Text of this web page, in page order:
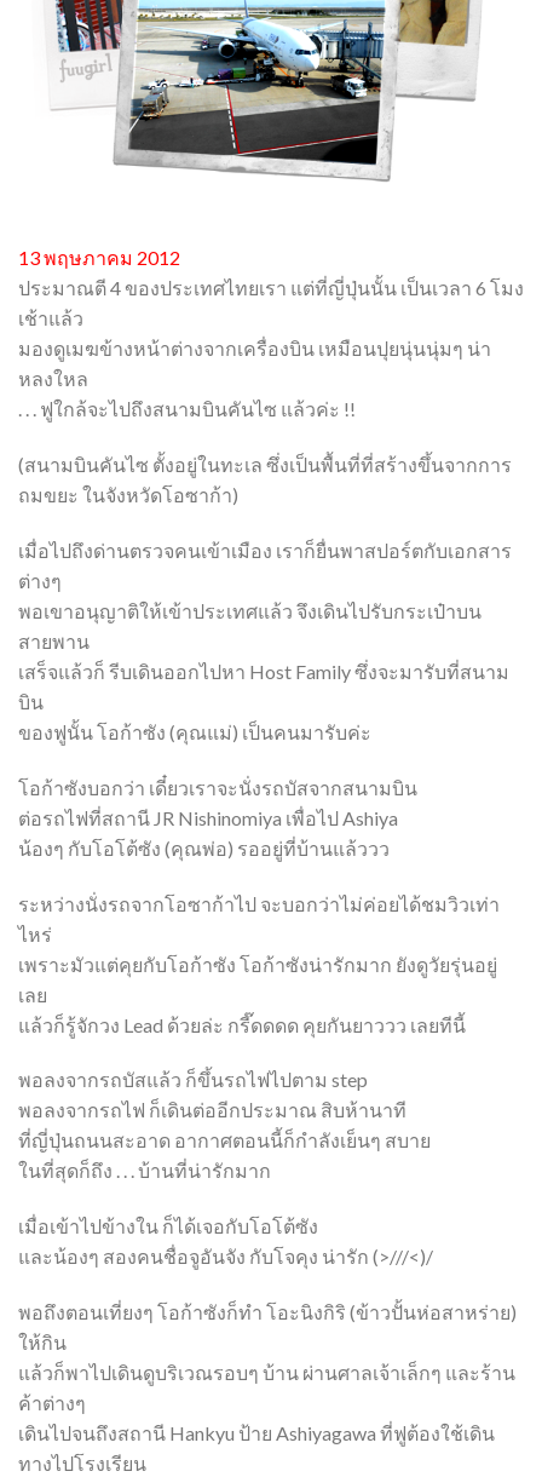
13 พฤษภาคม 2012
ประมาณตี 4 ของประเทศไทยเรา แต่ที่ญี่ปุ่นนั้น เป็นเวลา 6 โมง
เช้าแล้ว
มองดูเมฆข้างหน้าต่างจากเครื่องบิน เหมือนปุยนุ่นนุ่มๆ น่า
หลงใหล
. . . ฟูใกล้จะไปถึงสนามบินคันไซ แล้วค่ะ !!
(สนามบินคันไซ ตั้งอยู่ในทะเล ซึ่งเป็นพื้นที่ที่สร้างขึ้นจากการ
ถมขยะ ในจังหวัดโอซาก้า)
เมื่อไปถึงด่านตรวจคนเข้าเมือง เราก็ยื่นพาสปอร์ตกับเอกสาร
ต่างๆ
พอเขาอนุญาติให้เข้าประเทศแล้ว จึงเดินไปรับกระเป๋าบน
สายพาน
เสร็จแล้วก็ รีบเดินออกไปหา Host Family ซึ่งจะมารับที่สนาม
บิน
ของฟูนั้น โอก้าซัง (คุณแม่) เป็นคนมารับค่ะ
โอก้าซังบอกว่า เดี๋ยวเราจะนั่งรถบัสจากสนามบิน
ต่อรถไฟที่สถานี JR Nishinomiya เพื่อไป Ashiya
น้องๆ กับโอโต้ซัง (คุณพ่อ) รออยู่ที่บ้านแล้ววว
ระหว่างนั่งรถจากโอซาก้าไป จะบอกว่าไม่ค่อยได้ชมวิวเท่า
ไหร่
เพราะมัวแต่คุยกับโอก้าซัง โอก้าซังน่ารักมาก ยังดูวัยรุ่นอยู่
เลย
แล้วก็รู้จักวง Lead ด้วยล่ะ กรี๊ดดดด คุยกันยาววว เลยทีนี้
พอลงจากรถบัสแล้ว ก็ขึ้นรถไฟไปตาม step
พอลงจากรถไฟ ก็เดินต่ออีกประมาณ สิบห้านาที
ที่ญี่ปุ่นถนนสะอาด อากาศตอนนี้ก็กำลังเย็นๆ สบาย
ในที่สุดก็ถึง . . . บ้านที่น่ารักมาก
เมื่อเข้าไปข้างใน ก็ได้เจอกับโอโต้ซัง
และน้องๆ สองคนชื่อจูอันจัง กับโจคุง น่ารัก (>///<)/
พอถึงตอนเที่ยงๆ โอก้าซังก็ทำ โอะนิงกิริ (ข้าวปั้นห่อสาหร่าย)
ให้กิน
แล้วก็พาไปเดินดูบริเวณรอบๆ บ้าน ผ่านศาลเจ้าเล็กๆ และร้าน
ค้าต่างๆ
เดินไปจนถึงสถานี Hankyu ป้าย Ashiyagawa ที่ฟูต้องใช้เดิน
ทางไปโรงเรียน